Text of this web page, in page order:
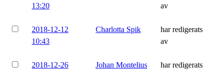
13:20
av
2018-12-12
10:43
Charlotta Spik
har redigerats
av
2018-12-26
Johan Montelius
har redigerats